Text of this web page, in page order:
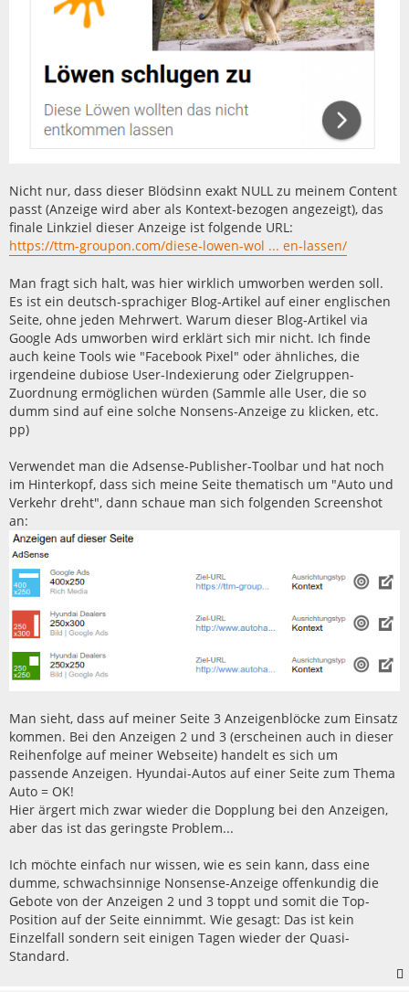
Nicht nur, dass dieser Blödsinn exakt NULL zu meinem Content
passt (Anzeige wird aber als Kontext-bezogen angezeigt), das
finale Linkziel dieser Anzeige ist folgende URL:
https://ttm-groupon.com/diese-lowen-wol ... en-lassen/
Man fragt sich halt, was hier wirklich umworben werden soll.
Es ist ein deutsch-sprachiger Blog-Artikel auf einer englischen
Seite, ohne jeden Mehrwert. Warum dieser Blog-Artikel via
Google Ads umworben wird erklärt sich mir nicht. Ich finde
auch keine Tools wie "Facebook Pixel" oder ähnliches, die
irgendeine dubiose User-Indexierung oder Zielgruppen-
Zuordnung ermöglichen würden (Sammle alle User, die so
dumm sind auf eine solche Nonsens-Anzeige zu klicken, etc.
pp)
Verwendet man die Adsense-Publisher-Toolbar und hat noch
im Hinterkopf, dass sich meine Seite thematisch um "Auto und
Verkehr dreht", dann schaue man sich folgenden Screenshot
an:
Man sieht, dass auf meiner Seite 3 Anzeigenblöcke zum Einsatz
kommen. Bei den Anzeigen 2 und 3 (erscheinen auch in dieser
Reihenfolge auf meiner Webseite) handelt es sich um
passende Anzeigen. Hyundai-Autos auf einer Seite zum Thema
Auto = OK!
Hier ärgert mich zwar wieder die Dopplung bei den Anzeigen,
aber das ist das geringste Problem...
Ich möchte einfach nur wissen, wie es sein kann, dass eine
dumme, schwachsinnige Nonsense-Anzeige offenkundig die
Gebote von der Anzeigen 2 und 3 toppt und somit die Top-
Position auf der Seite einnimmt. Wie gesagt: Das ist kein
Einzelfall sondern seit einigen Tagen wieder der Quasi-
Standard.